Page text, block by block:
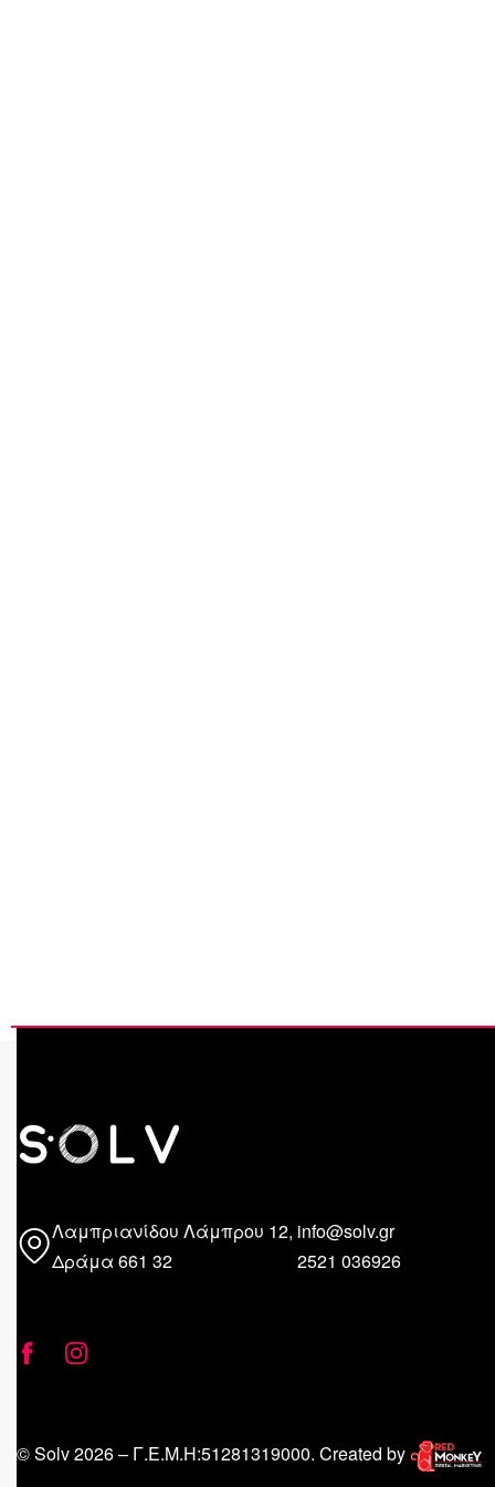
Λαμπριανίδου Λάμπρου 12,
Δράμα 661 32
info@solv.gr
2521 036926
© Solv 2026 – Γ.E.M.Η:51281319000. Created by